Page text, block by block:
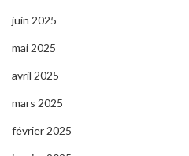
juin 2025
mai 2025
avril 2025
mars 2025
février 2025